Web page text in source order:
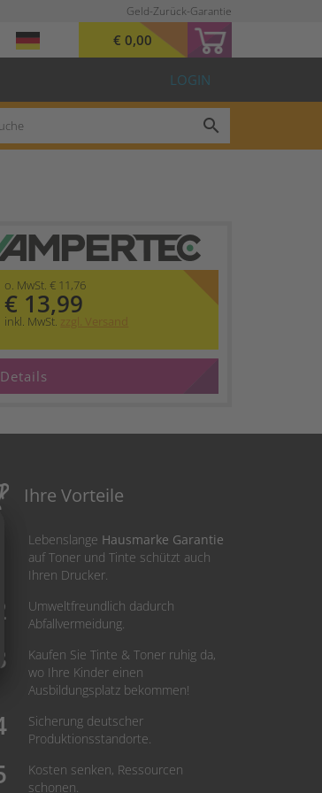
Geld-Zurück-Garantie
€ 0,00
LOGIN
search
o. MwSt. € 11,76
€ 13,99
inkl. MwSt. zzgl. Versand
Details
Ihre Vorteile
Lebenslange Hausmarke Garantie
auf Toner und Tinte schützt auch
Ihren Drucker.
Umweltfreundlich dadurch
Abfallvermeidung.
Kaufen Sie Tinte & Toner ruhig da,
wo Ihre Kinder einen
Ausbildungsplatz bekommen!
Sicherung deutscher
Produktionsstandorte.
Kosten senken, Ressourcen
schonen.